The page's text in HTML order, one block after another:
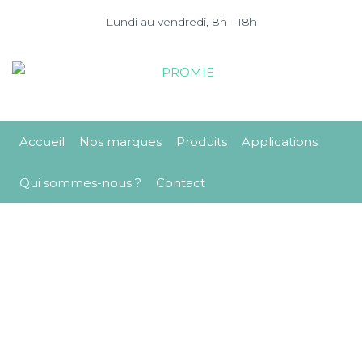
Lundi au vendredi, 8h - 18h
Accueil Nos marques Produits Applications
Qui sommes-nous ? Contact